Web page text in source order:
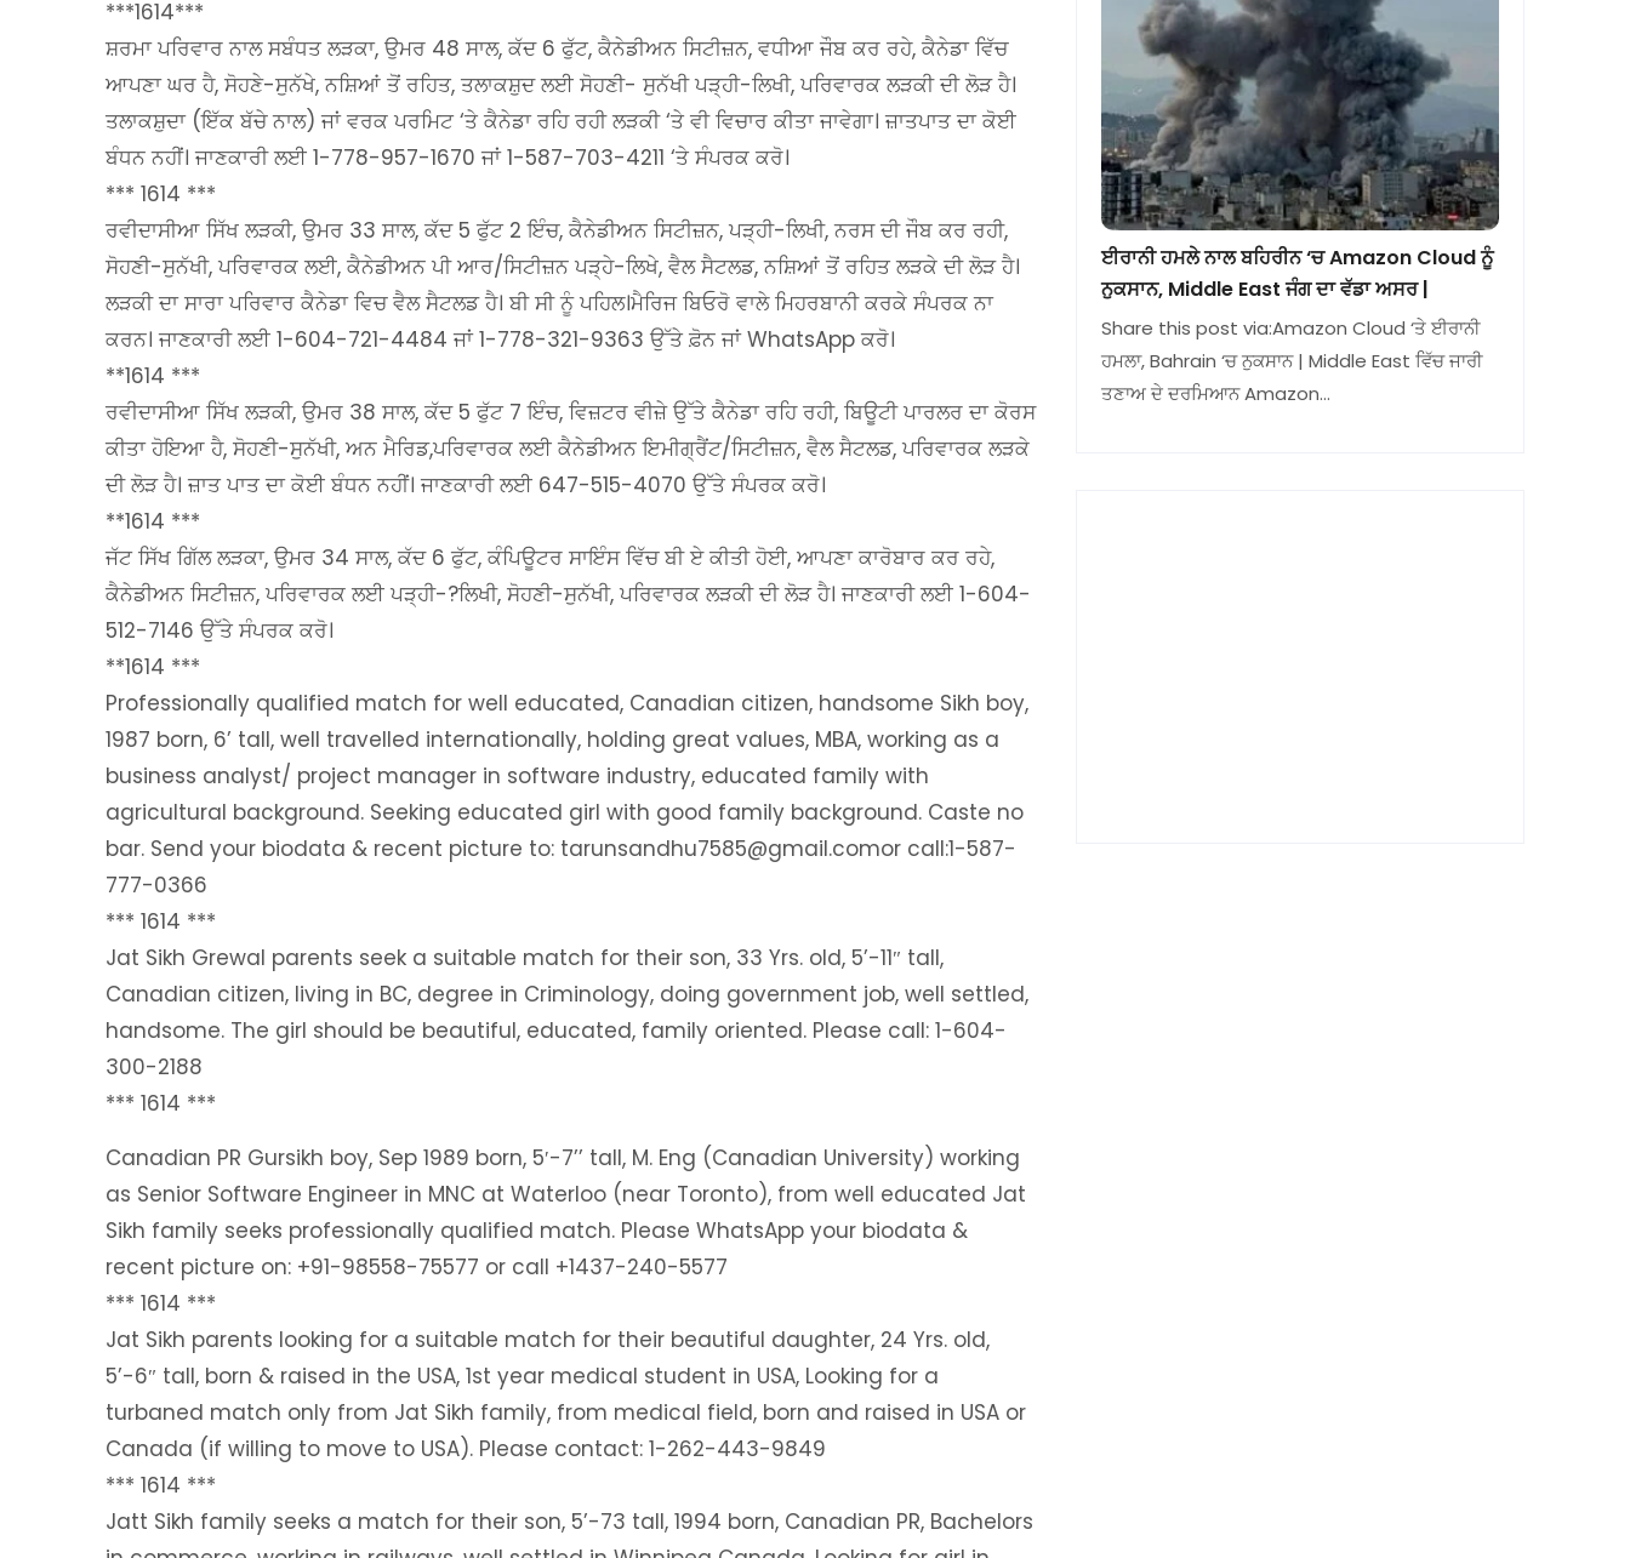
***1614***
ਸ਼ਰਮਾ ਪਰਿਵਾਰ ਨਾਲ ਸਬੰਧਤ ਲੜਕਾ, ਉਮਰ 48 ਸਾਲ, ਕੱਦ 6 ਫੁੱਟ, ਕੈਨੇਡੀਅਨ ਸਿਟੀਜ਼ਨ, ਵਧੀਆ ਜੌਬ ਕਰ ਰਹੇ, ਕੈਨੇਡਾ ਵਿੱਚ
ਆਪਣਾ ਘਰ ਹੈ, ਸੋਹਣੇ-ਸੁਨੱਖੇ, ਨਸ਼ਿਆਂ ਤੋਂ ਰਹਿਤ, ਤਲਾਕਸ਼ੁਦ ਲਈ ਸੋਹਣੀ- ਸੁਨੱਖੀ ਪੜ੍ਹੀ-ਲਿਖੀ, ਪਰਿਵਾਰਕ ਲੜਕੀ ਦੀ ਲੋੜ ਹੈ।
ਤਲਾਕਸ਼ੁਦਾ (ਇੱਕ ਬੱਚੇ ਨਾਲ) ਜਾਂ ਵਰਕ ਪਰਮਿਟ ‘ਤੇ ਕੈਨੇਡਾ ਰਹਿ ਰਹੀ ਲੜਕੀ ‘ਤੇ ਵੀ ਵਿਚਾਰ ਕੀਤਾ ਜਾਵੇਗਾ। ਜ਼ਾਤਪਾਤ ਦਾ ਕੋਈ
ਬੰਧਨ ਨਹੀਂ। ਜਾਣਕਾਰੀ ਲਈ 1-778-957-1670 ਜਾਂ 1-587-703-4211 ‘ਤੇ ਸੰਪਰਕ ਕਰੋ।
*** 1614 ***
ਰਵੀਦਾਸੀਆ ਸਿੱਖ ਲੜਕੀ, ਉਮਰ 33 ਸਾਲ, ਕੱਦ 5 ਫੁੱਟ 2 ਇੰਚ, ਕੈਨੇਡੀਅਨ ਸਿਟੀਜ਼ਨ, ਪੜ੍ਹੀ-ਲਿਖੀ, ਨਰਸ ਦੀ ਜੌਬ ਕਰ ਰਹੀ,
ਸੋਹਣੀ-ਸੁਨੱਖੀ, ਪਰਿਵਾਰਕ ਲਈ, ਕੈਨੇਡੀਅਨ ਪੀ ਆਰ/ਸਿਟੀਜ਼ਨ ਪੜ੍ਹੇ-ਲਿਖੇ, ਵੈਲ ਸੈਟਲਡ, ਨਸ਼ਿਆਂ ਤੋਂ ਰਹਿਤ ਲੜਕੇ ਦੀ ਲੋੜ ਹੈ।
ਲੜਕੀ ਦਾ ਸਾਰਾ ਪਰਿਵਾਰ ਕੈਨੇਡਾ ਵਿਚ ਵੈਲ ਸੈਟਲਡ ਹੈ। ਬੀ ਸੀ ਨੂੰ ਪਹਿਲ।ਮੈਰਿਜ ਬਿਓਰੋ ਵਾਲੇ ਮਿਹਰਬਾਨੀ ਕਰਕੇ ਸੰਪਰਕ ਨਾ
ਕਰਨ। ਜਾਣਕਾਰੀ ਲਈ 1-604-721-4484 ਜਾਂ 1-778-321-9363 ਉੱਤੇ ਫ਼ੋਨ ਜਾਂ WhatsApp ਕਰੋ।
**1614 ***
ਰਵੀਦਾਸੀਆ ਸਿੱਖ ਲੜਕੀ, ਉਮਰ 38 ਸਾਲ, ਕੱਦ 5 ਫੁੱਟ 7 ਇੰਚ, ਵਿਜ਼ਟਰ ਵੀਜ਼ੇ ਉੱਤੇ ਕੈਨੇਡਾ ਰਹਿ ਰਹੀ, ਬਿਊਟੀ ਪਾਰਲਰ ਦਾ ਕੋਰਸ
ਕੀਤਾ ਹੋਇਆ ਹੈ, ਸੋਹਣੀ-ਸੁਨੱਖੀ, ਅਨ ਮੈਰਿਡ,ਪਰਿਵਾਰਕ ਲਈ ਕੈਨੇਡੀਅਨ ਇਮੀਗ੍ਰੈਂਟ/ਸਿਟੀਜ਼ਨ, ਵੈਲ ਸੈਟਲਡ, ਪਰਿਵਾਰਕ ਲੜਕੇ
ਦੀ ਲੋੜ ਹੈ। ਜ਼ਾਤ ਪਾਤ ਦਾ ਕੋਈ ਬੰਧਨ ਨਹੀਂ। ਜਾਣਕਾਰੀ ਲਈ 647-515-4070 ਉੱਤੇ ਸੰਪਰਕ ਕਰੋ।
**1614 ***
ਜੱਟ ਸਿੱਖ ਗਿੱਲ ਲੜਕਾ, ਉਮਰ 34 ਸਾਲ, ਕੱਦ 6 ਫੁੱਟ, ਕੰਪਿਊਟਰ ਸਾਇੰਸ ਵਿੱਚ ਬੀ ਏ ਕੀਤੀ ਹੋਈ, ਆਪਣਾ ਕਾਰੋਬਾਰ ਕਰ ਰਹੇ,
ਕੈਨੇਡੀਅਨ ਸਿਟੀਜ਼ਨ, ਪਰਿਵਾਰਕ ਲਈ ਪੜ੍ਹੀ-?ਲਿਖੀ, ਸੋਹਣੀ-ਸੁਨੱਖੀ, ਪਰਿਵਾਰਕ ਲੜਕੀ ਦੀ ਲੋੜ ਹੈ। ਜਾਣਕਾਰੀ ਲਈ 1-604-
512-7146 ਉੱਤੇ ਸੰਪਰਕ ਕਰੋ।
**1614 ***
Professionally qualified match for well educated, Canadian citizen, handsome Sikh boy,
1987 born, 6’ tall, well travelled internationally, holding great values, MBA, working as a
business analyst/ project manager in software industry, educated family with
agricultural background. Seeking educated girl with good family background. Caste no
bar. Send your biodata & recent picture to: tarunsandhu7585@gmail.comor call:1-587-
777-0366
*** 1614 ***
Jat Sikh Grewal parents seek a suitable match for their son, 33 Yrs. old, 5’-11″ tall,
Canadian citizen, living in BC, degree in Criminology, doing government job, well settled,
handsome. The girl should be beautiful, educated, family oriented. Please call: 1-604-
300-2188
*** 1614 ***
Canadian PR Gursikh boy, Sep 1989 born, 5′-7’’ tall, M. Eng (Canadian University) working
as Senior Software Engineer in MNC at Waterloo (near Toronto), from well educated Jat
Sikh family seeks professionally qualified match. Please WhatsApp your biodata &
recent picture on: +91-98558-75577 or call +1437-240-5577
*** 1614 ***
Jat Sikh parents looking for a suitable match for their beautiful daughter, 24 Yrs. old,
5’-6″ tall, born & raised in the USA, 1st year medical student in USA, Looking for a
turbaned match only from Jat Sikh family, from medical field, born and raised in USA or
Canada (if willing to move to USA). Please contact: 1-262-443-9849
*** 1614 ***
Jatt Sikh family seeks a match for their son, 5’-73 tall, 1994 born, Canadian PR, Bachelors
ਈਰਾਨੀ ਹਮਲੇ ਨਾਲ ਬਹਿਰੀਨ ‘ਚ Amazon Cloud ਨੂੰ
ਨੁਕਸਾਨ, Middle East ਜੰਗ ਦਾ ਵੱਡਾ ਅਸਰ |
Share this post via:Amazon Cloud ‘ਤੇ ਈਰਾਨੀ
ਹਮਲਾ, Bahrain ‘ਚ ਨੁਕਸਾਨ | Middle East ਵਿੱਚ ਜਾਰੀ
ਤਣਾਅ ਦੇ ਦਰਮਿਆਨ Amazon…